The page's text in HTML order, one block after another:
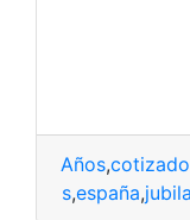
Años,
,españa,